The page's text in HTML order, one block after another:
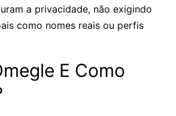
a privacidade, não exigindo
como nomes reais ou perfis
E Como